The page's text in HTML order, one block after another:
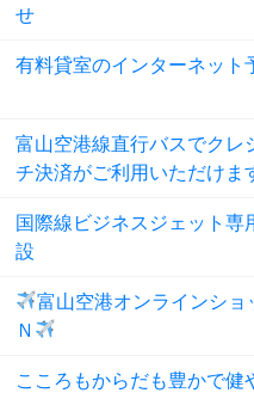
せ
有料貸室のインターネット
富山空港線直行バスでクレ
チ決済がご利用いただけま
国際線ビジネスジェット専
設
富山空港オンラインショ
Ｎ
こころもからだも豊かで健